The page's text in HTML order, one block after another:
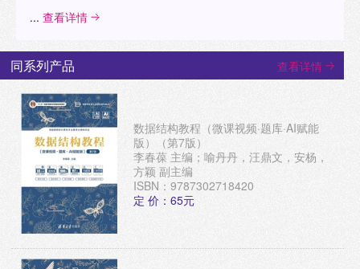
... 查看详情
同系列产品 查看详情
数据结构教程（微课视频·题库·AI赋能
版）（第7版）
李春葆 主编；喻丹丹，汪鼎文，安杨，
方颖 副主编
ISBN：9787302718420
定 价：65元